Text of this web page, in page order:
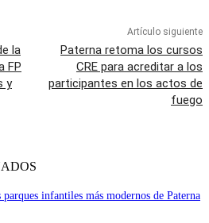
la
FP
y
Artículo siguiente
Paterna retoma los cursos
CRE para acreditar a los
participantes en los actos de
fuego
infantiles más modernos de Paterna